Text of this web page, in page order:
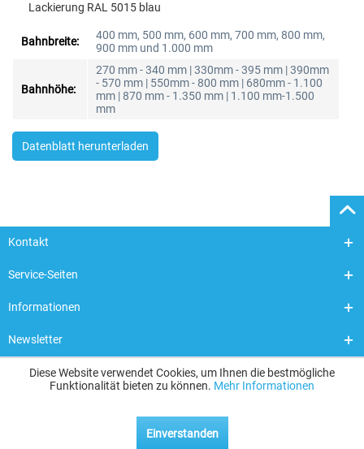
Lackierung RAL 5015 blau
Bahnbreite:
400 mm, 500 mm, 600 mm, 700 mm, 800 mm,
900 mm und 1.000 mm
Bahnhöhe:
270 mm - 340 mm | 330mm - 395 mm | 390mm
- 570 mm | 550mm - 800 mm | 680mm - 1.100
mm | 870 mm - 1.350 mm | 1.100 mm-1.500
mm
Datenblatt herunterladen
Kontakt
Service-Seiten
Informationen
Newsletter
Diese Website verwendet Cookies, um Ihnen die bestmögliche
Funktionalität bieten zu können. Mehr Informationen
Einverstanden